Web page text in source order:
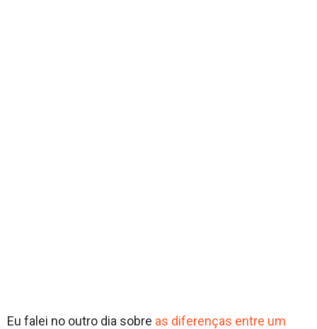
Eu falei no outro dia sobre as diferenças entre um